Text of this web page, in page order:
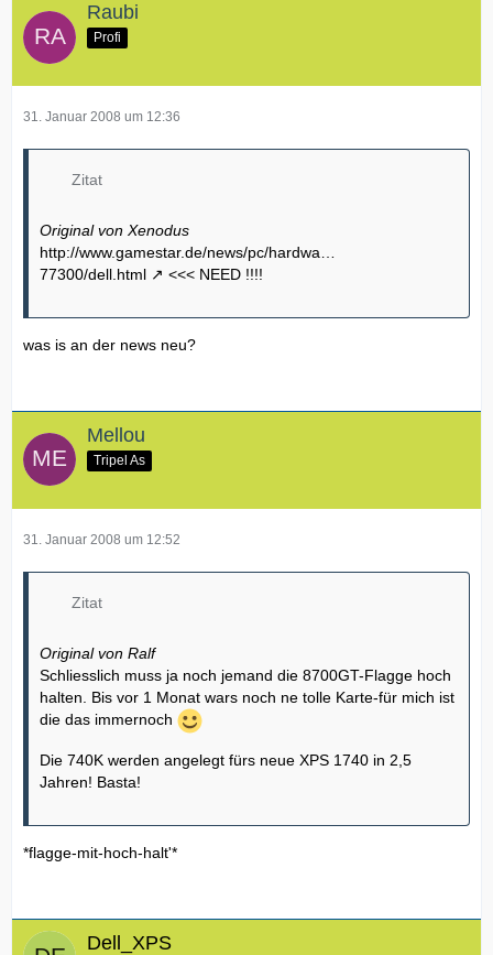
Raubi
Profi
31. Januar 2008 um 12:36
Zitat
Original von Xenodus
http://www.gamestar.de/news/pc/hardwa…
77300/dell.html
<<< NEED !!!!
was is an der news neu?
Mellou
Tripel As
31. Januar 2008 um 12:52
Zitat
Original von Ralf
Schliesslich muss ja noch jemand die 8700GT-Flagge hoch
halten. Bis vor 1 Monat wars noch ne tolle Karte-für mich ist
die das immernoch
Die 740K werden angelegt fürs neue XPS 1740 in 2,5
Jahren! Basta!
*flagge-mit-hoch-halt'*
Dell_XPS